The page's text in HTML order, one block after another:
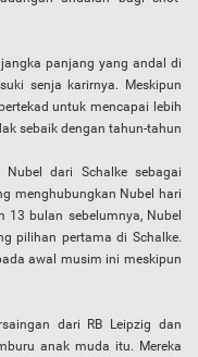
panjang yang andal di
senja karirnya. Meskipun
untuk mencapai lebih
sebaik dengan tahun-tahun
Nubel dari Schalke sebagai
menghubungkan Nubel hari
bulan sebelumnya, Nubel
pilihan pertama di Schalke.
awal musim ini meskipun
dari RB Leipzig dan
anak muda itu. Mereka